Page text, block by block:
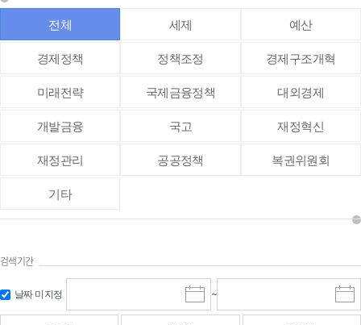
전체 세제 예산
경제정책 정책조정 경제구조개혁
미래전략 국제금융정책 대외경제
개발금융 국고 재정혁신
재정관리 공공정책 복권위원회
기타
검색기간
날짜 미지정
시
작
~
종
료